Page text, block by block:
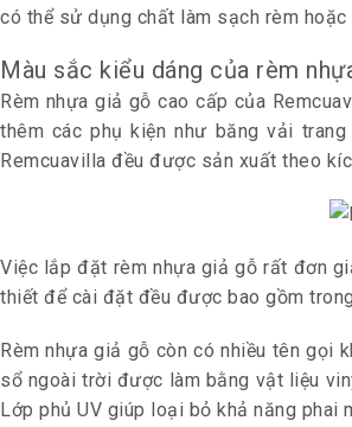
có thể sử dụng chất làm sạch rèm hoặc
Màu sắc kiểu dáng của rèm
Rèm nhựa giả gỗ cao cấp của
thêm các phụ kiện như băng vải
Remcuavilla đều được sản xuất theo
Việc lắp đặt rèm nhựa giả gỗ rất đơn
thiết để cài đặt đều được bao gồm
Rèm nhựa giả gỗ còn có nhiều tên gọi
sổ ngoài trời được làm bằng vật liệu
Lớp phủ UV giúp loại bỏ khả năng phai